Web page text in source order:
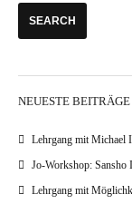
NEUESTE BEITRÄGE
Lehrgang mit Michael
Jo-Workshop: Sansho
Lehrgang mit